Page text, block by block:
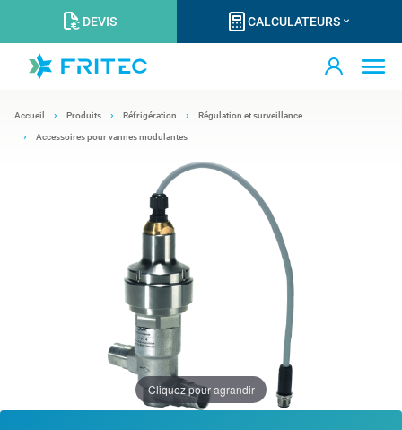
DEVIS CALCULATEURS
Accueil Produits Réfrigération Régulation et surveillance
Accessoires pour vannes modulantes
Cliquez pour agrandir